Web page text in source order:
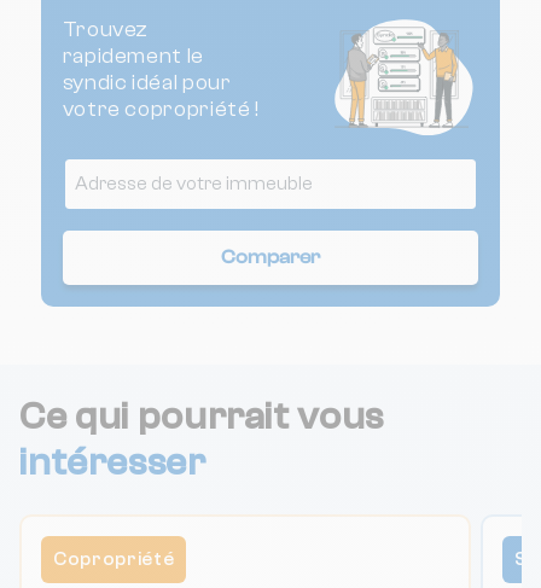
Trouvez
rapidement le
syndic idéal pour
votre copropriété !
Comparer
Ce qui pourrait vous
intéresser
Copropriété